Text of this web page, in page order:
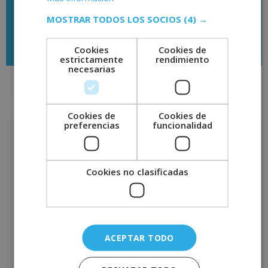
Valoraciones (0)
No hay valoraciones aún.
Sé el primero en valorar “Máster en Método Reggio Emilia Para la
Educación Infantil y Juvenil – Diploma Autentificado Por Notario
Europeo –”
MOSTRAR TODOS LOS SOCIOS (4) →
Cookies
estrictamente
necesarias
Cookies de
rendimiento
Cookies de
preferencias
Cookies de
funcionalidad
Cookies no clasificadas
ACEPTAR TODO